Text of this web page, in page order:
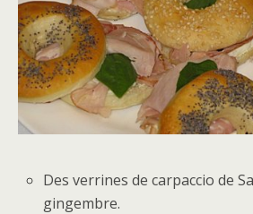
Des verrines de carpaccio de
gingembre.